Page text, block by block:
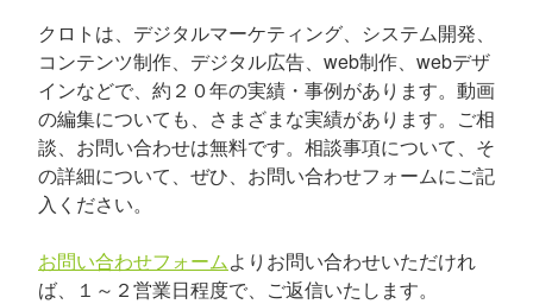
クロトは、デジタルマーケティング、システム開発、
コンテンツ制作、デジタル広告、web制作、webデザ
インなどで、約２０年の実績・事例があります。動画
の編集についても、さまざまな実績があります。ご相
談、お問い合わせは無料です。相談事項について、そ
の詳細について、ぜひ、お問い合わせフォームにご記
入ください。
お問い合わせフォームよりお問い合わせいただけれ
ば、１～２営業日程度で、ご返信いたします。